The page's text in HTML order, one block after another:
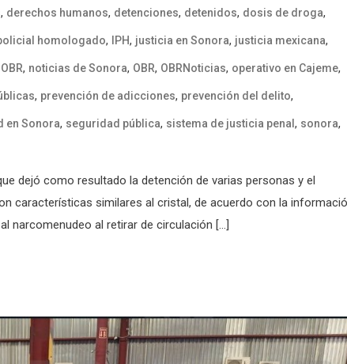
, derechos humanos, detenciones, detenidos, dosis de droga,
homologado, IPH, justicia en Sonora, justicia mexicana,
, noticias de Sonora, OBR, OBRNoticias, operativo en Cajeme,
, prevención de adicciones, prevención del delito,
en Sonora, seguridad pública, sistema de justicia penal , sonora,
dejó como resultado la detención de varias personas y el
características similares al cristal, de acuerdo con la
narcomenudeo al retirar de circulación […]